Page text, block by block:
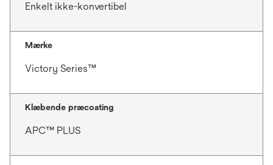
Enkelt ikke-konvertibel
Mærke
Victory Series™
Klæbende præcoating
APC™ PLUS